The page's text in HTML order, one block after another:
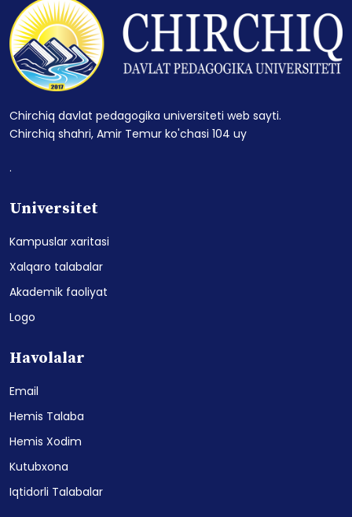
Chirchiq davlat pedagogika universiteti web sayti.
Chirchiq shahri, Amir Temur ko'chasi 104 uy
.
Universitet
Kampuslar xaritasi
Xalqaro talabalar
Akademik faoliyat
Logo
Havolalar
Email
Hemis Talaba
Hemis Xodim
Kutubxona
Iqtidorli Talabalar